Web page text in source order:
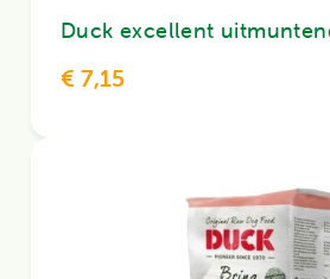
Duck excellent
€ 7,15